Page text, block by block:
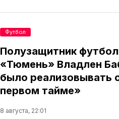
Полузащитник
«Тюмень» Владлен
было реализовывать
первом тайме»
8 августа, 22:01
Футбол